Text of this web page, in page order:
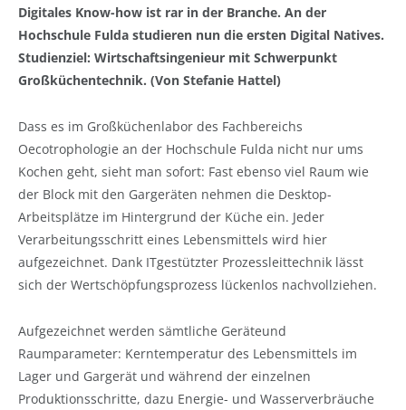
Digitales Know-how ist rar in der Branche. An der
Hochschule Fulda studieren nun die ersten Digital Natives.
Studienziel: Wirtschaftsingenieur mit Schwerpunkt
Großküchentechnik. (Von Stefanie Hattel)
Dass es im Großküchenlabor des Fachbereichs
Oecotrophologie an der Hochschule Fulda nicht nur ums
Kochen geht, sieht man sofort: Fast ebenso viel Raum wie
der Block mit den Gargeräten nehmen die Desktop-
Arbeitsplätze im Hintergrund der Küche ein. Jeder
Verarbeitungsschritt eines Lebensmittels wird hier
aufgezeichnet. Dank ITgestützter Prozessleittechnik lässt
sich der Wertschöpfungsprozess lückenlos nachvollziehen.
Aufgezeichnet werden sämtliche Geräteund
Raumparameter: Kerntemperatur des Lebensmittels im
Lager und Gargerät und während der einzelnen
Produktionsschritte, dazu Energie- und Wasserverbräuche